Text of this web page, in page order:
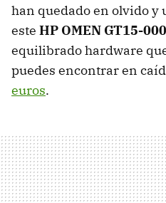
han quedado en olvido y
este HP OMEN GT15-
equilibrado hardware
puedes encontrar en
euros.